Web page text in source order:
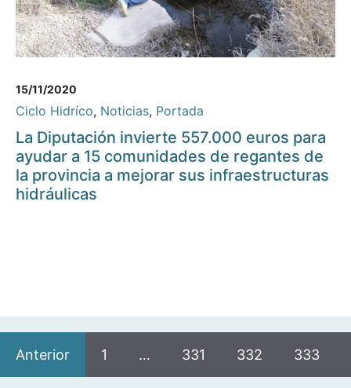
15/11/2020
Ciclo Hidríco, Noticias, Portada
La Diputación invierte 557.000 euros para
ayudar a 15 comunidades de regantes de
la provincia a mejorar sus infraestructuras
hidráulicas
Anterior 1 … 331 332 333